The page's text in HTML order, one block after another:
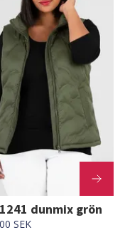
dunmix grön
SEK